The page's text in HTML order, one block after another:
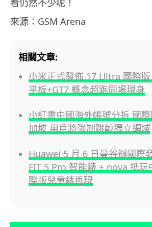
看仍然不少呢！
來源：GSM Arena
相關文章:
小米正式發佈 17 Ultra 國際版
平板+GT7 概念超跑同場現身
小紅書中國海外帳號分拆 國
加坡 用戶將強制跳轉獨立網域
Huawei 5 月 6 日曼谷辦國際
FIT 5 Pro 智能錶 + nova 抵玩
際版兒童錶再現